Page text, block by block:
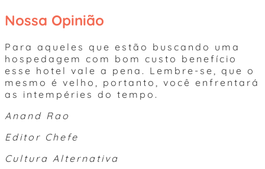
Nossa Opinião
Para aqueles que estão buscando uma
hospedagem com bom custo benefício
esse hotel vale a pena. Lembre-se, que o
mesmo é velho, portanto, você enfrentará
as intempéries do tempo.
Anand Rao
Editor Chefe
Cultura Alternativa